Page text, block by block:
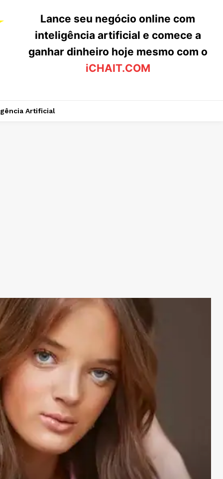
Lance seu negócio online com
inteligência artificial e comece a
ganhar dinheiro hoje mesmo com o
iCHAIT.COM
Artificial